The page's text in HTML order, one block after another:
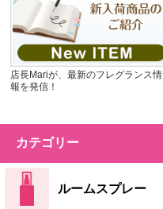
店長Mariが、最新のフレグランス情
報を発信！
カテゴリー
ルームスプレー